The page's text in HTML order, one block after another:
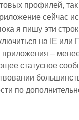
профилей,
сейчас
я пишу эти
на IE
–
статусное
по